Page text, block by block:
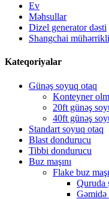
Ev
Məhsullar
Dizel generator dəsti
Shangchai
Kateqoriyalar
Günəş soyuq otaq
Konteyner
20ft günəş
40ft günəş
Standart soyuq otaq
Blast dondurucu
Tibbi dondurucu
Buz maşını
Flake buz
Quruda
Gəmidə